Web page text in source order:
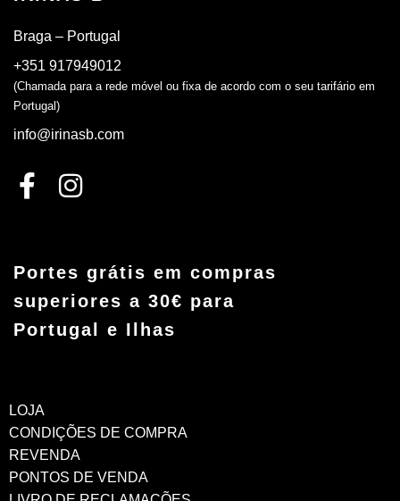
Braga – Portugal
+351 917949012
(Chamada para a rede móvel ou fixa de acordo com o seu tarifário em
Portugal)
info@irinasb.com
Portes grátis em compras
superiores a 30€ para
Portugal e Ilhas
LOJA
CONDIÇÕES DE COMPRA
REVENDA
PONTOS DE VENDA